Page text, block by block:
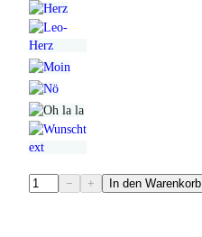
H
− + In den Warenkorb